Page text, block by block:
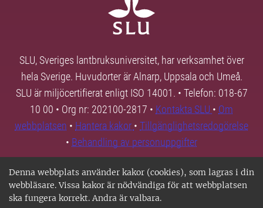
Denna webbplats använder kakor (cookies), som lagras i din
webbläsare. Vissa kakor är nödvändiga för att webbplatsen
ska fungera korrekt. Andra är valbara.
SLU, Sveriges lantbruksuniversitet, har verksamhet över
hela Sverige. Huvudorter är Alnarp, Uppsala och Umeå.
SLU är miljöcertifierat enligt ISO 14001. • Telefon: 018-67
10 00 • Org nr: 202100-2817 • Kontakta SLU • Om
webbplatsen • Hantera kakor • Tillgänglighetsredogörelse
• Behandling av personuppgifter